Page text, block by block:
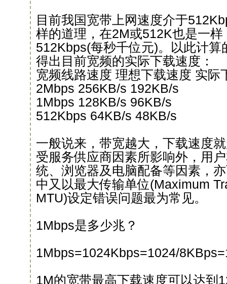
目前我国宽带上网速度介于
样的道理，在2M或512K也是一样
512Kbps(每秒千位元)。以此计算
得出目前宽频的实际下载速度：
宽频线路速度 理想下载速度 实际
2Mbps 256KB/s 192KB/s
1Mbps 128KB/s 96KB/s
512Kbps 64KB/s 48KB/s
一般说来，带宽越大，下载速度
受服务供应商因素所影响外，用
统、浏览器及电脑配备等因素，
中又以最大传输单位(Maximum
MTU)设定错误问题最为常见。
1Mbps是多少兆？
1Mbps=1024Kbps=1024/
1M的宽带最高下载速度可以达到